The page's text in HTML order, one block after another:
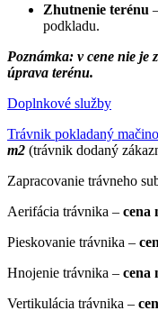
Zhutnenie terénu
podkladu.
Poznámka: v cene nie
úprava terénu.
Doplnkové služby
Trávnik pokladaný
m2 (trávnik dodaný
Zapracovanie trávneho
Aerifácia trávnika – cena
Pieskovanie trávnika –
Hnojenie trávnika – cena
Vertikulácia trávnika –